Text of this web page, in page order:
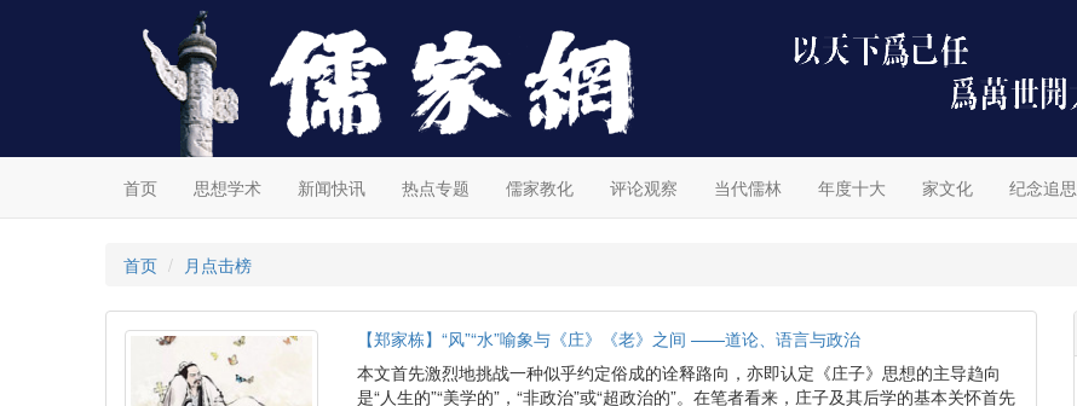
首页 思想学术 新闻快讯 热点专题 儒家教化 评论观察 当代儒林 年度十大 家文化 纪念追思
首页 月点击榜
【郑家栋】“风”“水”喻象与《庄》《老》之间 ——道论、语言与政治
本文首先激烈地挑战一种似乎约定俗成的诠释路向，亦即认定《庄子》思想的主导趋向
是“人生的”“美学的”，“非政治”或“超政治的”。在笔者看来，庄子及其后学的基本关怀首先